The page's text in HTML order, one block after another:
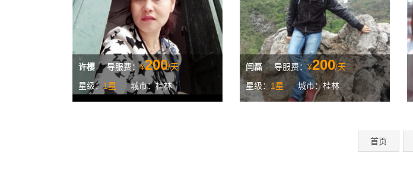
许樱 导服费：¥200/天
星级： 1星 城市：桂林
闫磊 导服费：¥200/天
星级： 1星 城市：桂林
首页